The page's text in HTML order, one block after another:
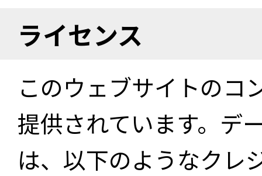
ライセンス
このウェブサイトのコ
提供されています。デ
は、以下のようなクレ